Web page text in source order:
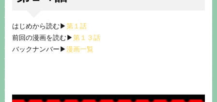
はじめから読む▶︎第１話
前回の漫画を読む▶︎第１３話
バックナンバー▶︎漫画一覧